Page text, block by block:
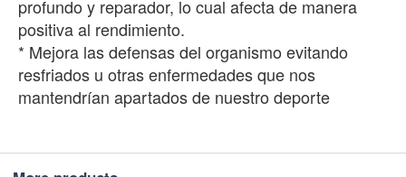
profundo y reparador, lo cual afecta de manera
positiva al rendimiento.
* Mejora las defensas del organismo evitando
resfriados u otras enfermedades que nos
mantendrían apartados de nuestro deporte